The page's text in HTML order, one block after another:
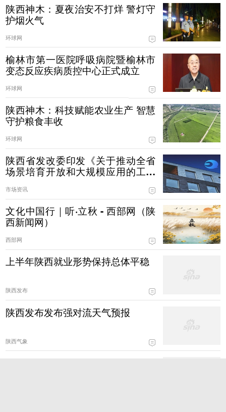
陕西神木：夏夜治安不打烊 警灯守
护烟火气
环球网
榆林市第一医院呼吸病院暨榆林市
变态反应疾病质控中心正式成立
环球网
陕西神木：科技赋能农业生产 智慧
守护粮食丰收
环球网
陕西省发改委印发《关于推动全省
场景培育开放和大规模应用的工作
市场资讯
文化中国行｜听·立秋 - 西部网（陕
西新闻网）
西部网
上半年陕西就业形势保持总体平稳
陕西发布
陕西发布发布强对流天气预报
陕西气象